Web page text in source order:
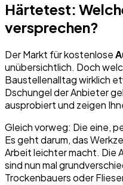
Härtetest:
versprechen?
Der Markt für kostenlose
unübersichtlich. Doch
Baustellenalltag wirklich
Dschungel der Anbieter
ausprobiert und zeigen
Gleich vorweg: Die eine,
Es geht darum, das
Arbeit leichter macht. Die
sind nun mal
Trockenbauers oder